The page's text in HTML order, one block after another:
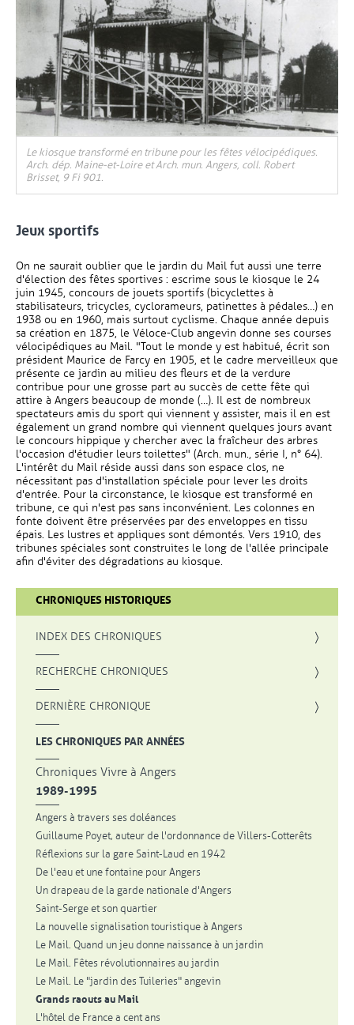
Le kiosque transformé en tribune pour les fêtes vélocipédiques.
Arch. dép. Maine-et-Loire et Arch. mun. Angers, coll. Robert
Brisset, 9 Fi 901.
Jeux sportifs
On ne saurait oublier que le jardin du Mail fut aussi une terre
d'élection des fêtes sportives : escrime sous le kiosque le 24
juin 1945, concours de jouets sportifs (bicyclettes à
stabilisateurs, tricycles, cyclorameurs, patinettes à pédales…) en
1938 ou en 1960, mais surtout cyclisme. Chaque année depuis
sa création en 1875, le Véloce-Club angevin donne ses courses
vélocipédiques au Mail. "Tout le monde y est habitué, écrit son
président Maurice de Farcy en 1905, et le cadre merveilleux que
présente ce jardin au milieu des fleurs et de la verdure
contribue pour une grosse part au succès de cette fête qui
attire à Angers beaucoup de monde (…). Il est de nombreux
spectateurs amis du sport qui viennent y assister, mais il en est
également un grand nombre qui viennent quelques jours avant
le concours hippique y chercher avec la fraîcheur des arbres
l'occasion d'étudier leurs toilettes" (Arch. mun., série I, n° 64).
L'intérêt du Mail réside aussi dans son espace clos, ne
nécessitant pas d'installation spéciale pour lever les droits
d'entrée. Pour la circonstance, le kiosque est transformé en
tribune, ce qui n'est pas sans inconvénient. Les colonnes en
fonte doivent être préservées par des enveloppes en tissu
épais. Les lustres et appliques sont démontés. Vers 1910, des
tribunes spéciales sont construites le long de l'allée principale
afin d'éviter des dégradations au kiosque.
CHRONIQUES HISTORIQUES
INDEX DES CHRONIQUES
RECHERCHE CHRONIQUES , OUVRE UNE NOUVELLE FENÊTRE
DERNIÈRE CHRONIQUE
LES CHRONIQUES PAR ANNÉES
Chroniques Vivre à Angers
1989-1995
Angers à travers ses doléances
Guillaume Poyet, auteur de l'ordonnance de Villers-Cotterêts
Réflexions sur la gare Saint-Laud en 1942
De l'eau et une fontaine pour Angers
Un drapeau de la garde nationale d'Angers
Saint-Serge et son quartier
La nouvelle signalisation touristique à Angers
Le Mail. Quand un jeu donne naissance à un jardin
Le Mail. Fêtes révolutionnaires au jardin
Le Mail. Le "jardin des Tuileries" angevin
Grands raouts au Mail
L'hôtel de France a cent ans